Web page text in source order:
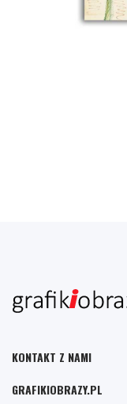
KONTAKT Z NAMI
GRAFIKIOBRAZY.PL